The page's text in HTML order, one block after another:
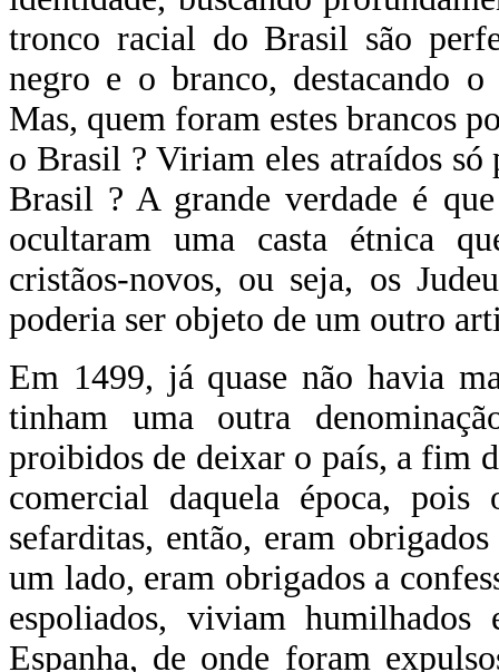
tronco racial do Brasil são
negro e o branco, destacando
Mas, quem foram estes brancos
o Brasil ? Viriam eles atraídos só
Brasil ? A grande verdade é
ocultaram uma casta étnica
cristãos-novos, ou seja, os
poderia ser objeto de um outro
Em 1499, já quase não havia
tinham uma outra
proibidos de deixar o país, a fim
comercial daquela época, pois
sefarditas, então, eram
um lado, eram obrigados a
espoliados, viviam
Espanha, de onde foram